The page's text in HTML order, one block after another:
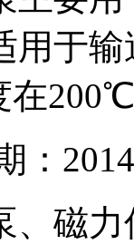
于输
在
：
、磁